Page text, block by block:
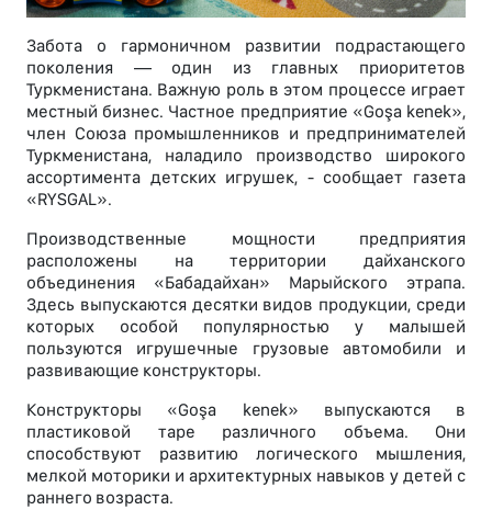
Забота о гармоничном развитии подрастающего
поколения — один из главных приоритетов
Туркменистана. Важную роль в этом процессе играет
местный бизнес. Частное предприятие «Goşa kenek»,
член Союза промышленников и предпринимателей
Туркменистана, наладило производство широкого
ассортимента детских игрушек, - сообщает газета
«RYSGAL».
Производственные мощности предприятия
расположены на территории дайханского
объединения «Бабадайхан» Марыйского этрапа.
Здесь выпускаются десятки видов продукции, среди
которых особой популярностью у малышей
пользуются игрушечные грузовые автомобили и
развивающие конструкторы.
Конструкторы «Goşa kenek» выпускаются в
пластиковой таре различного объема. Они
способствуют развитию логического мышления,
мелкой моторики и архитектурных навыков у детей с
раннего возраста.